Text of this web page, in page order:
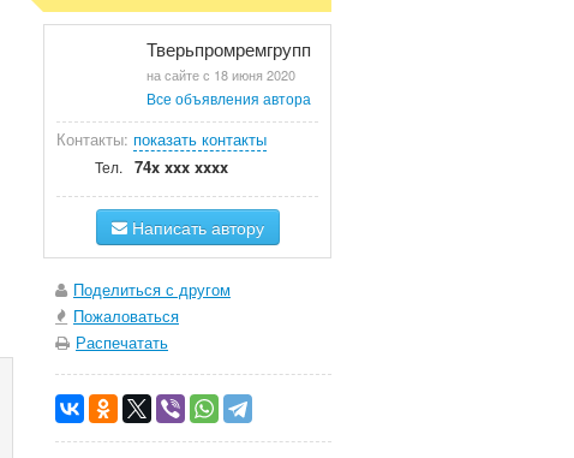
Тверьпромремгрупп
на сайте с 18 июня 2020
Все объявления автора
Контакты: показать контакты
Тел. 74x xxx xxxx
Написать автору
Поделиться с другом
Пожаловаться
Распечатать